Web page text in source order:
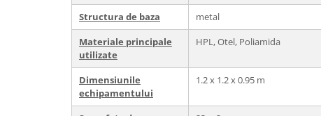
Structura de baza
metal
Materiale principale
utilizate
HPL, Otel, Poliamida
Dimensiunile
echipamentului
1.2 x 1.2 x 0.95 m